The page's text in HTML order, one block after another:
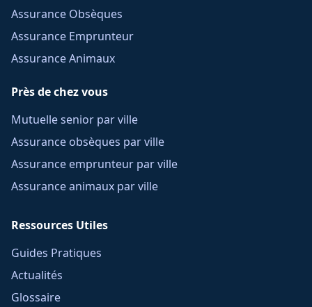
Assurance Obsèques
Assurance Emprunteur
Assurance Animaux
Près de chez vous
Mutuelle senior par ville
Assurance obsèques par ville
Assurance emprunteur par ville
Assurance animaux par ville
Ressources Utiles
Guides Pratiques
Actualités
Glossaire